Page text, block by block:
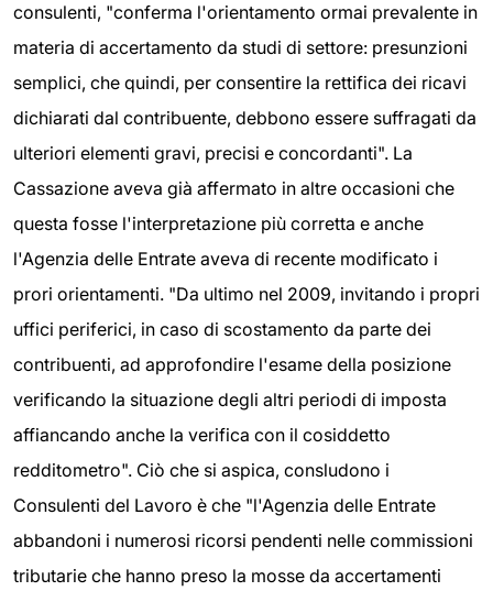
consulenti, "conferma l'orientamento ormai prevalente in
materia di accertamento da studi di settore: presunzioni
semplici, che quindi, per consentire la rettifica dei ricavi
dichiarati dal contribuente, debbono essere suffragati da
ulteriori elementi gravi, precisi e concordanti". La
Cassazione aveva già affermato in altre occasioni che
questa fosse l'interpretazione più corretta e anche
l'Agenzia delle Entrate aveva di recente modificato i
prori orientamenti. "Da ultimo nel 2009, invitando i propri
uffici periferici, in caso di scostamento da parte dei
contribuenti, ad approfondire l'esame della posizione
verificando la situazione degli altri periodi di imposta
affiancando anche la verifica con il cosiddetto
redditometro". Ciò che si aspica, consludono i
Consulenti del Lavoro è che "l'Agenzia delle Entrate
abbandoni i numerosi ricorsi pendenti nelle commissioni
tributarie che hanno preso la mosse da accertamenti